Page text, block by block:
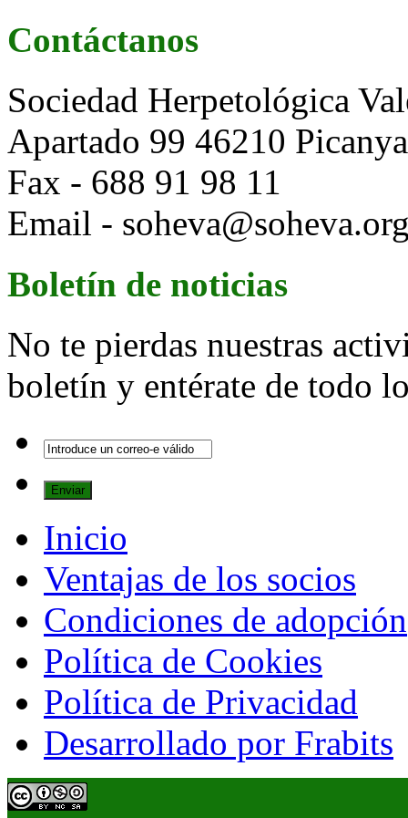
Contáctanos
Sociedad Herpetológica
Apartado 99 46210
Fax - 688 91 98 11
Email -
Boletín de noticias
No te pierdas nuestras
boletín y entérate de todo
Inicio
Ventajas de los socios
Condiciones de adopción
Política de Cookies
Política de Privacidad
Desarrollado por Frabits